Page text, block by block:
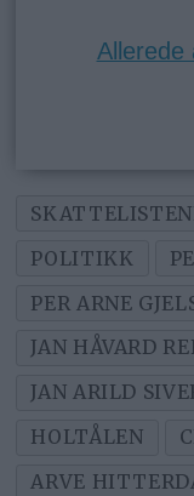
Allerede
POLITIKK
PER ARNE
JAN HÅVARD
JAN ARILD
HOLTÅLEN
ARVE